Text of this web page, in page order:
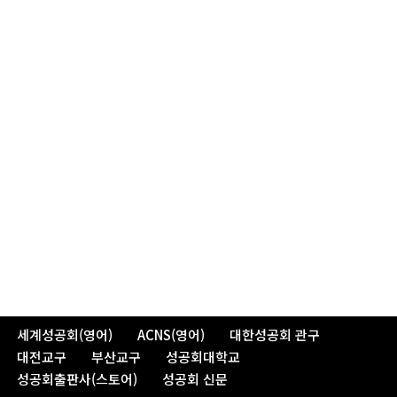
세계성공회(영어) ACNS(영어)
대한성공회 관구
대전교구
부산교구
성공회대학교
성공회출판사(스토어)
성공회 신문